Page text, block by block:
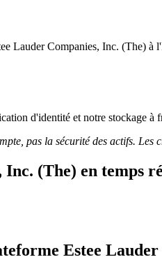
Lauder Companies, Inc. (The)
d'identité et notre stockage
pas la sécurité des actifs.
(The) en temps
Estee